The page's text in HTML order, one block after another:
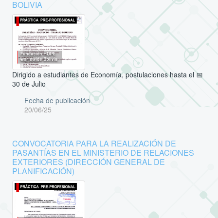
BOLIVIA
Dirigido a estudiantes de Economía, postulaciones hasta el 📅
30 de Julio
Fecha de publicación
20/06/25
CONVOCATORIA PARA LA REALIZACIÓN DE
PASANTÍAS EN EL MINISTERIO DE RELACIONES
EXTERIORES (DIRECCIÓN GENERAL DE
PLANIFICACIÓN)